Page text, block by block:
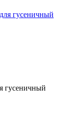
гусеничный